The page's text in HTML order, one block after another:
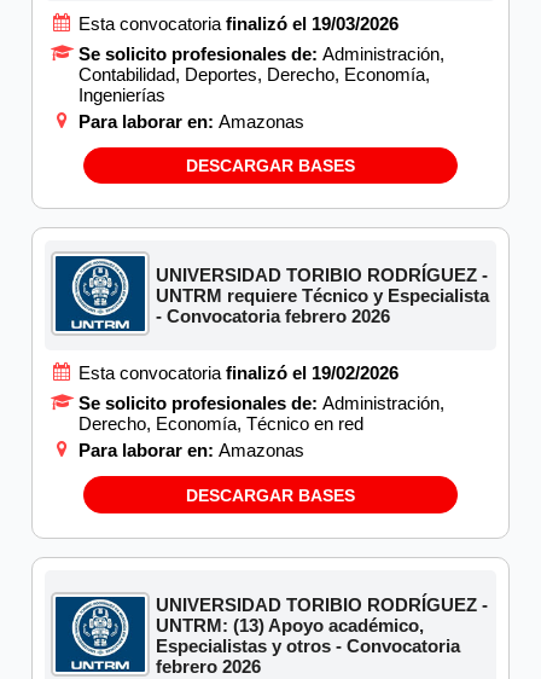
Esta convocatoria finalizó el 19/03/2026
Se solicito profesionales de: Administración,
Contabilidad, Deportes, Derecho, Economía,
Ingenierías
Para laborar en: Amazonas
DESCARGAR BASES
UNIVERSIDAD TORIBIO RODRÍGUEZ -
UNTRM requiere Técnico y Especialista
- Convocatoria febrero 2026
Esta convocatoria finalizó el 19/02/2026
Se solicito profesionales de: Administración,
Derecho, Economía, Técnico en red
Para laborar en: Amazonas
DESCARGAR BASES
UNIVERSIDAD TORIBIO RODRÍGUEZ -
UNTRM: (13) Apoyo académico,
Especialistas y otros - Convocatoria
febrero 2026